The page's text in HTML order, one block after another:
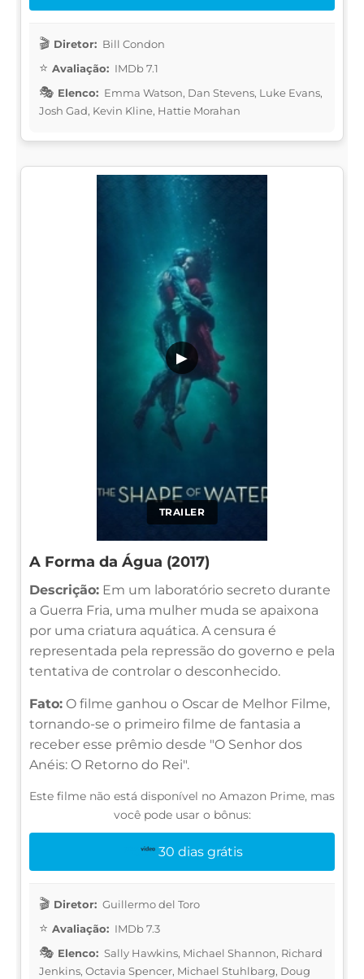
Diretor: Bill Condon
Avaliação: IMDb 7.1
Elenco: Emma Watson, Dan Stevens, Luke Evans,
Josh Gad, Kevin Kline, Hattie Morahan
TRAILER
▶
A Forma da Água (2017)
Descrição: Em um laboratório secreto durante
a Guerra Fria, uma mulher muda se apaixona
por uma criatura aquática. A censura é
representada pela repressão do governo e pela
tentativa de controlar o desconhecido.
Fato: O filme ganhou o Oscar de Melhor Filme,
tornando-se o primeiro filme de fantasia a
receber esse prêmio desde "O Senhor dos
Anéis: O Retorno do Rei".
Este filme não está disponível no Amazon Prime, mas
você pode usar o bônus:
30 dias grátis
Diretor: Guillermo del Toro
Avaliação: IMDb 7.3
Elenco: Sally Hawkins, Michael Shannon, Richard
Jenkins, Octavia Spencer, Michael Stuhlbarg, Doug